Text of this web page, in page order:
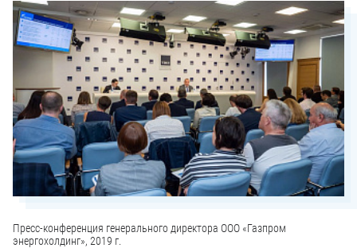
Пресс-конференция генерального директора ООО «Газпром
энергохолдинг», 2019 г.